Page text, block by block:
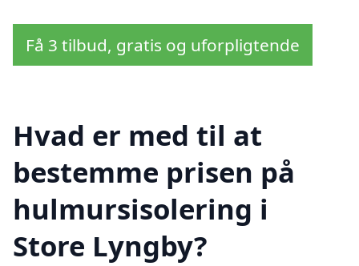
Få 3 tilbud, gratis og uforpligtende
Hvad er med til at
bestemme prisen på
hulmursisolering i
Store Lyngby?